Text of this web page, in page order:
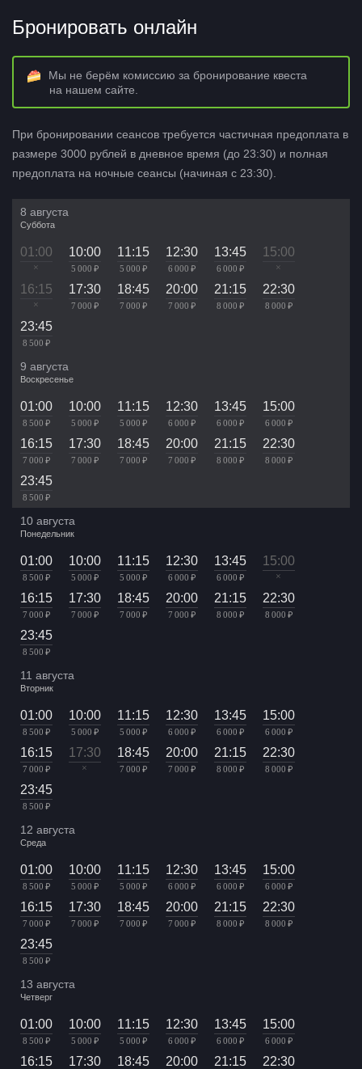
Бронировать онлайн
Мы не берём комиссию за бронирование квеста
на нашем сайте.
При бронировании сеансов требуется частичная предоплата в
размере 3000 рублей в дневное время (до 23:30) и полная
предоплата на ночные сеансы (начиная с 23:30).
8 августа
Суббота
01:00
×
10:00
5 000 ₽
11:15
5 000 ₽
12:30
6 000 ₽
13:45
6 000 ₽
15:00
×
16:15
×
17:30
7 000 ₽
18:45
7 000 ₽
20:00
7 000 ₽
21:15
8 000 ₽
22:30
8 000 ₽
23:45
8 500 ₽
9 августа
Воскресенье
01:00
8 500 ₽
10:00
5 000 ₽
11:15
5 000 ₽
12:30
6 000 ₽
13:45
6 000 ₽
15:00
6 000 ₽
16:15
7 000 ₽
17:30
7 000 ₽
18:45
7 000 ₽
20:00
7 000 ₽
21:15
8 000 ₽
22:30
8 000 ₽
23:45
8 500 ₽
10 августа
Понедельник
01:00
8 500 ₽
10:00
5 000 ₽
11:15
5 000 ₽
12:30
6 000 ₽
13:45
6 000 ₽
15:00
×
16:15
7 000 ₽
17:30
7 000 ₽
18:45
7 000 ₽
20:00
7 000 ₽
21:15
8 000 ₽
22:30
8 000 ₽
23:45
8 500 ₽
11 августа
Вторник
01:00
8 500 ₽
10:00
5 000 ₽
11:15
5 000 ₽
12:30
6 000 ₽
13:45
6 000 ₽
15:00
6 000 ₽
16:15
7 000 ₽
17:30
×
18:45
7 000 ₽
20:00
7 000 ₽
21:15
8 000 ₽
22:30
8 000 ₽
23:45
8 500 ₽
12 августа
Среда
01:00
8 500 ₽
10:00
5 000 ₽
11:15
5 000 ₽
12:30
6 000 ₽
13:45
6 000 ₽
15:00
6 000 ₽
16:15
7 000 ₽
17:30
7 000 ₽
18:45
7 000 ₽
20:00
7 000 ₽
21:15
8 000 ₽
22:30
8 000 ₽
23:45
8 500 ₽
13 августа
Четверг
01:00
8 500 ₽
10:00
5 000 ₽
11:15
5 000 ₽
12:30
6 000 ₽
13:45
6 000 ₽
15:00
6 000 ₽
16:15 17:30 18:45 20:00 21:15 22:30